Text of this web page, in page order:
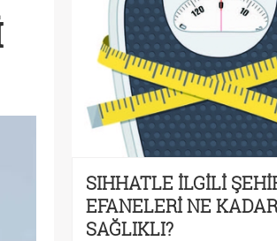
SIHHATLE İLGİLİ
EFANELERİ NE KADAR
SAĞLIKLI?